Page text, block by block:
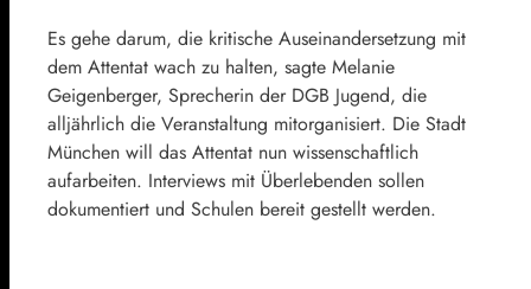
Es gehe darum, die kritische Auseinandersetzung mit
dem Attentat wach zu halten, sagte Melanie
Geigenberger, Sprecherin der DGB Jugend, die
alljährlich die Veranstaltung mitorganisiert. Die Stadt
München will das Attentat nun wissenschaftlich
aufarbeiten. Interviews mit Überlebenden sollen
dokumentiert und Schulen bereit gestellt werden.